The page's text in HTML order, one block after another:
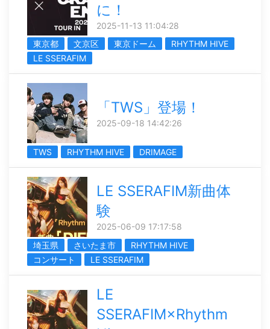
に！
2025-11-13 11:04:28
東京都
文京区 東京ドーム
RHYTHM HIVE
LE SSERAFIM
「TWS」登場！
2025-09-18 14:42:26
TWS RHYTHM HIVE DRIMAGE
LE SSERAFIM新曲体
験
2025-06-09 17:17:58
埼玉県
さいたま市
RHYTHM HIVE
コンサート
LE SSERAFIM
LE
SSERAFIM×Rhythm